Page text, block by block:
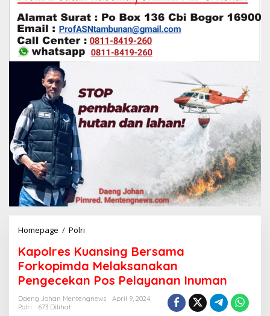
Homepage / Polri
p
o
l
r
e
s
Kapolres Kuansing Bersama
Forkopimda Melaksanakan
Pengecekan Pos Pelayanan Inuman
Daeng Johan Mentengnews
April 9, 2024
Polri
673 Dilihat